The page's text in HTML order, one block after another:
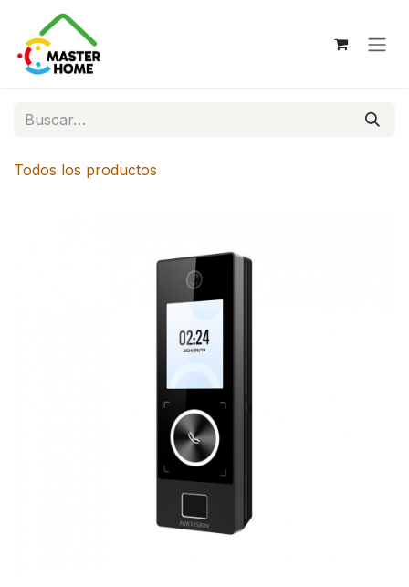
Ir al contenido
Todos los productos